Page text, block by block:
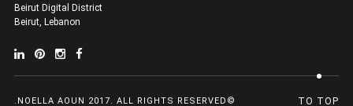
Beirut Digital District
Beirut, Lebanon
©NOELLA AOUN 2017. ALL RIGHTS RESERVED. TO TOP